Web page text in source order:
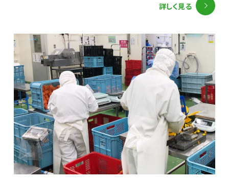
詳しく見る